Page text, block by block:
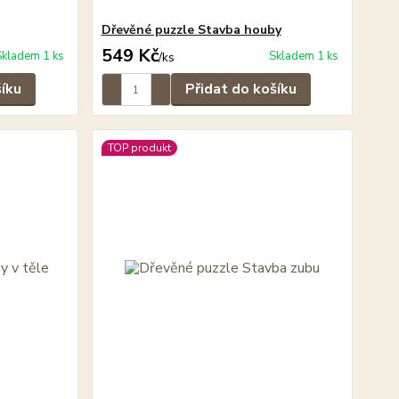
1 ks
Dřevěné puzzle Stavba houby
549 Kč/ks Skladem 1 ks
Přidat do košíku
TOP produkt